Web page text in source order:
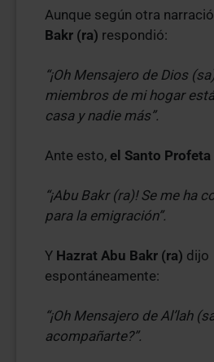
Aunque según otra
Bakr (ra) respondió:
“¡Oh Mensajero de Dios
miembros de mi hogar
casa y nadie más”.
Ante esto, el Santo Profeta
“¡Abu Bakr (ra)! Se me ha
para la emigración”.
Y Hazrat Abu Bakr (ra) dijo
espontáneamente:
“¡Oh Mensajero de Al’lah
acompañarte?”.